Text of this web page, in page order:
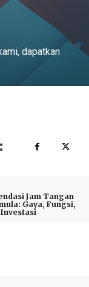
dapatkan
Jam Tangan
Gaya, Fungsi,